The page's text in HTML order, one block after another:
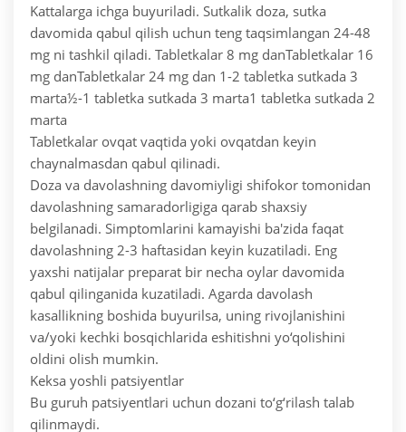
Kattalarga ichga buyuriladi. Sutkalik doza, sutka
davomida qabul qilish uchun teng taqsimlangan 24-48
mg ni tashkil qiladi. Tabletkalar 8 mg danTabletkalar 16
mg danTabletkalar 24 mg dan 1-2 tabletka sutkada 3
marta½-1 tabletka sutkada 3 marta1 tabletka sutkada 2
marta
Tabletkalar ovqat vaqtida yoki ovqatdan keyin
chaynalmasdan qabul qilinadi.
Doza va davolashning davomiyligi shifokor tomonidan
davolashning samaradorligiga qarab shaxsiy
belgilanadi. Simptomlarini kamayishi ba'zida faqat
davolashning 2-3 haftasidan keyin kuzatiladi. Eng
yaxshi natijalar preparat bir necha oylar davomida
qabul qilinganida kuzatiladi. Agarda davolash
kasallikning boshida buyurilsa, uning rivojlanishini
va/yoki kechki bosqichlarida eshitishni yo‘qolishini
oldini olish mumkin.
Keksa yoshli patsiyentlar
Bu guruh patsiyentlari uchun dozani to‘g‘rilash talab
qilinmaydi.